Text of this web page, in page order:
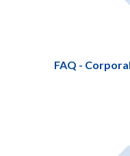
FAQ -